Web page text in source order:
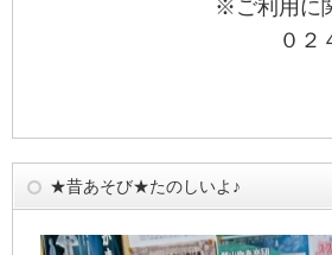
※ご利用に
０
★昔あそび★たのしいよ♪